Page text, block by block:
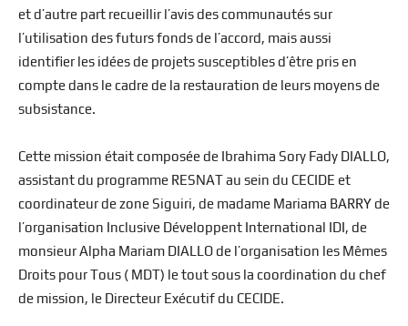
et d’autre part recueillir l’avis des communautés sur
l’utilisation des futurs fonds de l’accord, mais aussi
identifier les idées de projets susceptibles d’être pris en
compte dans le cadre de la restauration de leurs moyens de
subsistance.
Cette mission était composée de Ibrahima Sory Fady DIALLO,
assistant du programme RESNAT au sein du CECIDE et
coordinateur de zone Siguiri, de madame Mariama BARRY de
l’organisation Inclusive Développent International IDI, de
monsieur Alpha Mariam DIALLO de l’organisation les Mêmes
Droits pour Tous ( MDT) le tout sous la coordination du chef
de mission, le Directeur Exécutif du CECIDE.